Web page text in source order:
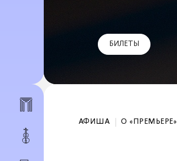
БИЛЕТЫ
АФИША О «ПРЕМЬЕРЕ»